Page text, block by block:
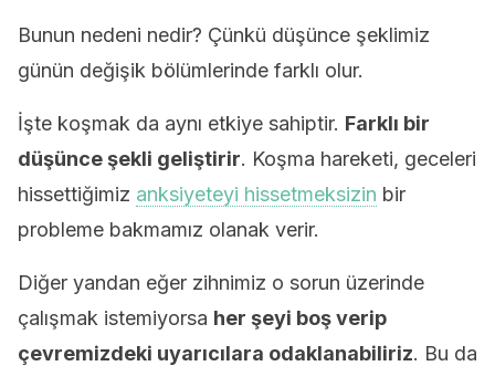
Bunun nedeni nedir? Çünkü düşünce şeklimiz
günün değişik bölümlerinde farklı olur.
İşte koşmak da aynı etkiye sahiptir. Farklı bir
düşünce şekli geliştirir. Koşma hareketi, geceleri
hissettiğimiz anksiyeteyi hissetmeksizin bir
probleme bakmamız olanak verir.
Diğer yandan eğer zihnimiz o sorun üzerinde
çalışmak istemiyorsa her şeyi boş verip
çevremizdeki uyarıcılara odaklanabiliriz. Bu da